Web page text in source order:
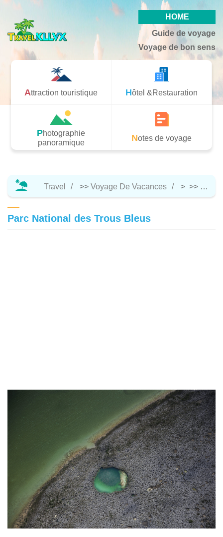
HOME
Guide de voyage
Voyage de bon sens
Attraction touristique Hôtel &Restauration
Photographie
panoramique
Notes de voyage
Travel >> Voyage De Vacances > >>
Parc National des Trous Bleus